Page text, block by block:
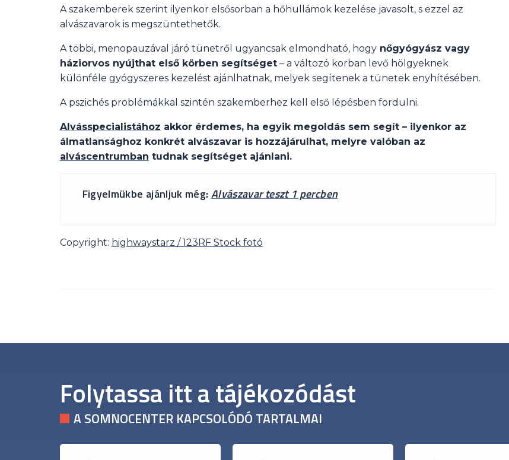
A szakemberek szerint ilyenkor elsősorban a hőhullámok kezelése javasolt, s ezzel az
alvászavarok is megszüntethetők.
A többi, menopauzával járó tünetről ugyancsak elmondható, hogynőgyógyász vagy
háziorvos nyújthat első körben segítséget– a változó korban levő hölgyeknek
különféle gyógyszeres kezelést ajánlhatnak, melyek segítenek a tünetek enyhítésében.
A pszichés problémákkal szintén szakemberhez kell első lépésben fordulni.
Alvásspecialistához akkor érdemes, ha egyik megoldás sem segít – ilyenkor az
álmatlansághoz konkrét alvászavar is hozzájárulhat, melyre valóban az
alváscentrumban tudnak segítséget ajánlani.
Figyelmükbe ajánljuk még: Alvászavar teszt 1 percben
Copyright: highwaystarz / 123RF Stock fotó
Folytassa itt a tájékozódást
A SOMNOCENTER KAPCSOLÓDÓ TARTALMAI